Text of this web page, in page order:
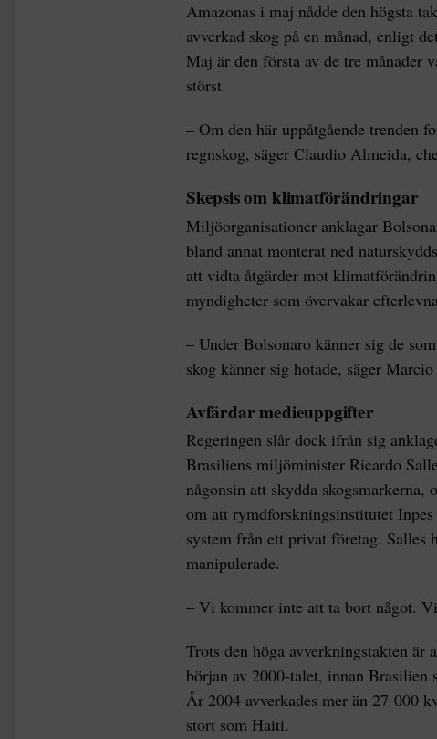
Amazonas i maj nådde den högsta
avverkad skog på en månad, enligt
Maj är den första av de tre månader
störst.
– Om den här uppåtgående trenden
regnskog, säger Claudio Almeida,
Skepsis om klimatförändringar
Miljöorganisationer anklagar
bland annat monterat ned
att vidta åtgärder mot
myndigheter som övervakar
– Under Bolsonaro känner sig de
skog känner sig hotade, säger
Avfärdar medieuppgifter
Regeringen slår dock ifrån sig
Brasiliens miljöminister Ricardo
någonsin att skydda
om att rymdforskningsinstitutet Inpes
system från ett privat företag.
manipulerade.
– Vi kommer inte att ta bort något.
Trots den höga avverkningstakten
början av 2000-talet, innan Brasilien
År 2004 avverkades mer än 27 000
stort som Haiti.